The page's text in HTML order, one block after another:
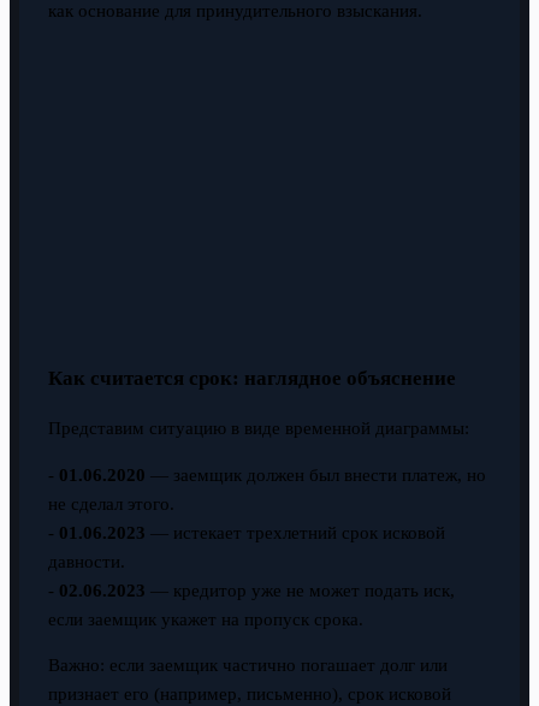
как основание для принудительного взыскания.
Как считается срок: наглядное объяснение
Представим ситуацию в виде временной диаграммы:
- 01.06.2020 — заемщик должен был внести платеж, но
не сделал этого.
- 01.06.2023 — истекает трехлетний срок исковой
давности.
- 02.06.2023 — кредитор уже не может подать иск,
если заемщик укажет на пропуск срока.
Важно: если заемщик частично погашает долг или
признает его (например, письменно), срок исковой